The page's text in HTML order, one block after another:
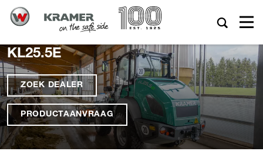
KL25.5E
ZOEK DEALER
PRODUCTAANVRAAG